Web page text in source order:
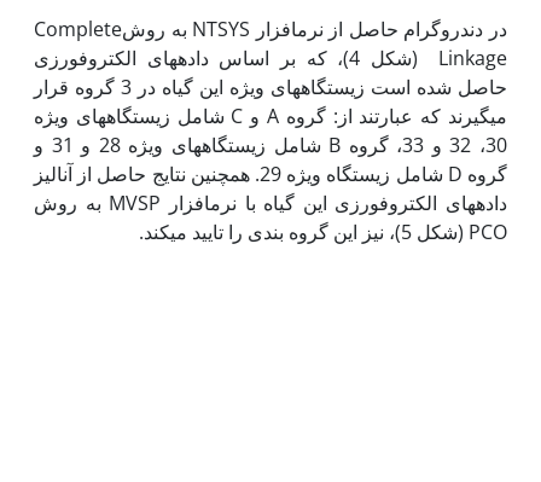
در دندروگرام حاصل از نرم­افزار NTSYS به روشComplete
Linkage (شکل 4)، که بر اساس داده­های الکتروفورزی
حاصل شده است زیستگاه­های ویژه این گیاه در 3 گروه قرار
می­گیرند که عبارتند از: گروه A و C شامل زیستگاه­های ویژه
30، 32 و 33، گروه B شامل زیستگاه­های ویژه 28 و 31 و
گروه D شامل زیستگاه ویژه 29. همچنین نتایج حاصل از آنالیز
داده­های الکتروفورزی این گیاه با نرم­افزار MVSP به روش
PCO (شکل 5)، نیز این گروه بندی را تایید می­کند.